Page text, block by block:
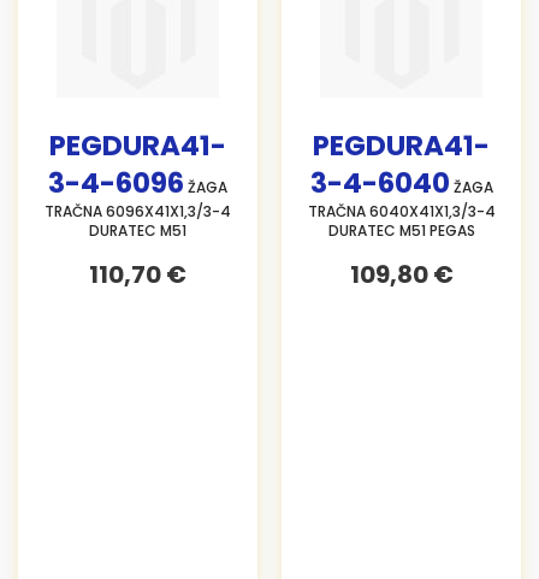
PEGDURA41-
3-4-6096 ŽAGA
TRAČNA 6096X41X1,3/3-4
DURATEC M51
110,70 €
PEGDURA41-
3-4-6040 ŽAGA
TRAČNA 6040X41X1,3/3-4
DURATEC M51 PEGAS
109,80 €